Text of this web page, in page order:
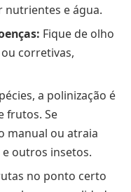
nutrientes e água.
Fique de olho
corretivas,
a polinização é
frutos. Se
manual ou atraia
outros insetos.
no ponto certo